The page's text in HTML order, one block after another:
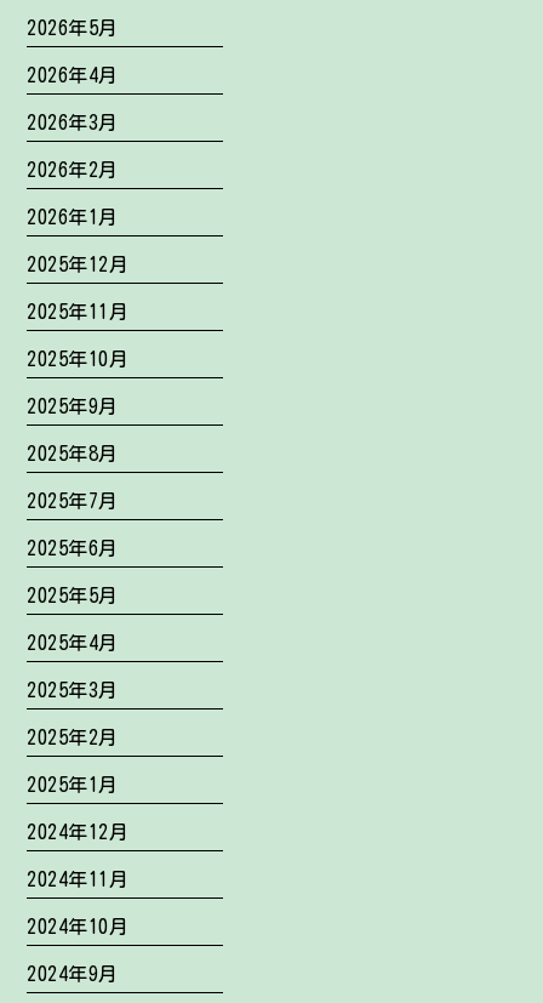
2026年5月
2026年4月
2026年3月
2026年2月
2026年1月
2025年12月
2025年11月
2025年10月
2025年9月
2025年8月
2025年7月
2025年6月
2025年5月
2025年4月
2025年3月
2025年2月
2025年1月
2024年12月
2024年11月
2024年10月
2024年9月